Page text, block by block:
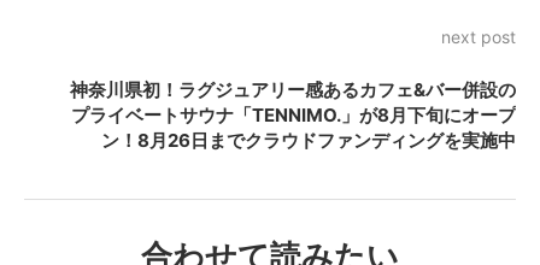
next post
神奈川県初！ラグジュアリー感あるカフェ&バー併設の
プライベートサウナ「TENNIMO.」が8月下旬にオープ
ン！8月26日までクラウドファンディングを実施中
合わせて読みたい